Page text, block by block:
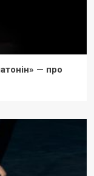
— про